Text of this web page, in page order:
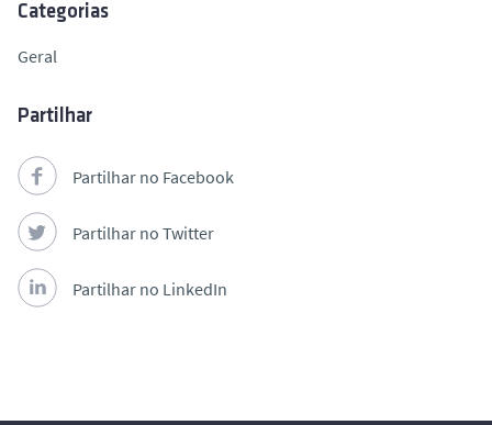
Categorias
Geral
Partilhar
Partilhar no Facebook
Partilhar no Twitter
Partilhar no LinkedIn